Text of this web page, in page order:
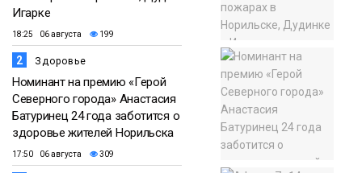
Игарке
18:25 06 августа 199
2 Здоровье
Номинант на премию «Герой
Северного города» Анастасия
Батуринец 24 года заботится о
здоровье жителей Норильска
17:50 06 августа 309